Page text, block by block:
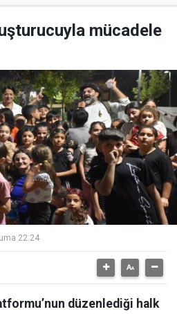
mücadele
22:24
düzenlediği halk